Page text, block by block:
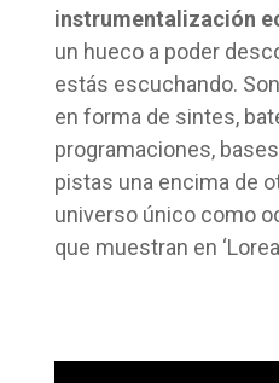
instrumentalización
un hueco a poder
estás escuchando.
en forma de sintes,
programaciones,
pistas una encima de
universo único como
que muestran en